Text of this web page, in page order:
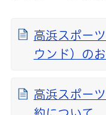
高浜スポー
ウンド）の
高浜スポー